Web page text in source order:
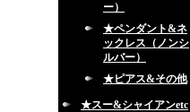
ー）
★ペンダント&ネ
ックレス（ノンシ
ルバー）
★ピアス&その他
★スー&シャイアンetc